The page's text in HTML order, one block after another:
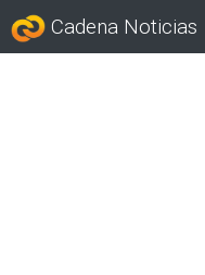
Cadena Noticias